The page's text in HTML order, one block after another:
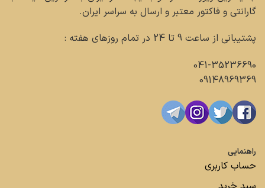
گارانتی و فاکتور معتبر و ارسال به سراسر ایران.
پشتیبانی از ساعت 9 تا 24 در تمام روزهای هفته :
041-35236690
09148969369
راهنمایی
حساب کاربری